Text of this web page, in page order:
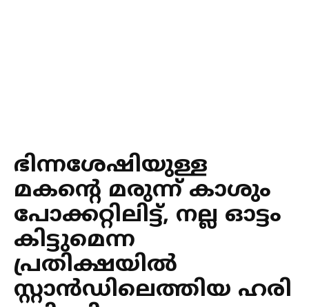
ഭിന്നശേഷിയുള്ള
മകന്റെ മരുന്ന് കാശും
പോക്കറ്റിലിട്ട്, നല്ല ഓട്ടം
കിട്ടുമെന്ന
പ്രതിക്ഷയില്‍
സ്റ്റാന്‍ഡിലെത്തിയ ഹരി